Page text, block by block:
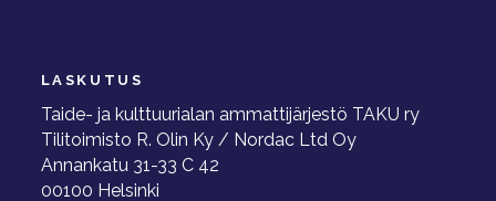
LASKUTUS
Taide- ja kulttuurialan ammattijärjestö TAKU ry
Tilitoimisto R. Olin Ky / Nordac Ltd Oy
Annankatu 31-33 C 42
00100 Helsinki